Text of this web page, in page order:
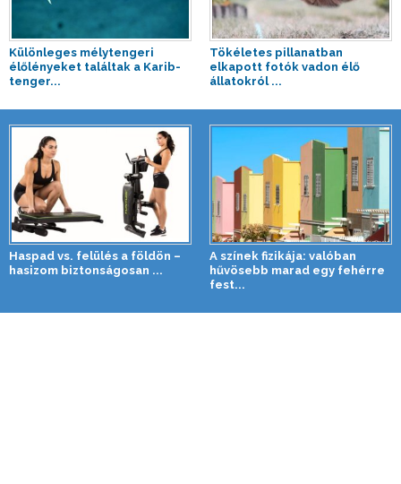
Különleges mélytengeri
élőlényeket találtak a Karib-
tenger...
Tökéletes pillanatban
elkapott fotók vadon élő
állatokról ...
Haspad vs. felülés a földön –
hasizom biztonságosan ...
A színek fizikája: valóban
hűvösebb marad egy fehérre
fest...